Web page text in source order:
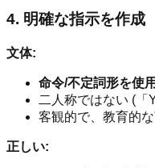
4. 明確な指示を作成
文体:
命令/不定詞形を使用
二人称ではない (「
客観的で、教育的
正しい: